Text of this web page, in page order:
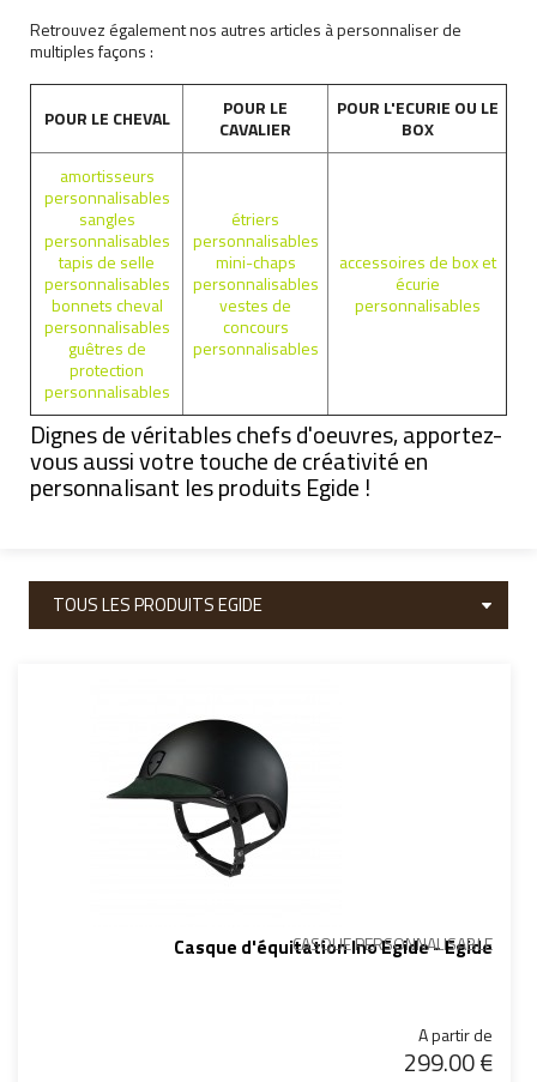
Retrouvez également nos autres articles à personnaliser de
multiples façons :
POUR LE CHEVAL
POUR LE
CAVALIER
POUR L'ECURIE OU LE
BOX
amortisseurs
personnalisables
sangles
personnalisables
tapis de selle
personnalisables
bonnets cheval
personnalisables
guêtres de
protection
personnalisables
étriers
personnalisables
mini-chaps
personnalisables
vestes de
concours
personnalisables
accessoires de box et
écurie
personnalisables
Dignes de véritables chefs d'oeuvres, apportez-
vous aussi votre touche de créativité en
personnalisant les produits Egide !
Casque d'équitation Ino Egide - Egide
A partir de
299.00 €
CASQUE PERSONNALISABLE